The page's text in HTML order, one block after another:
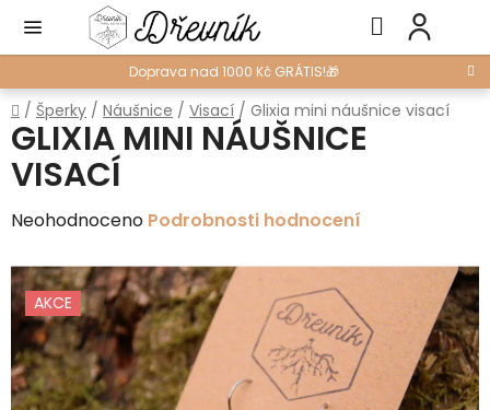
obsah
Doprava nad 1000 Kč GRÁTIS!🎁
Hledat
Domů
/ Šperky / Náušnice / Visací / Glixia mini náušnice visací
GLIXIA MINI NÁUŠNICE
VISACÍ
Průměrné
produktu
je
0,0
z
5
Neohodnoceno Podrobnosti hodnocení
AKCE